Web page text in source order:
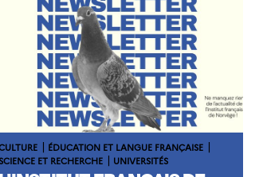
| ÉDUCATION ET LANGUE FRANÇAISE |
ET RECHERCHE | UNIVERSITÉS